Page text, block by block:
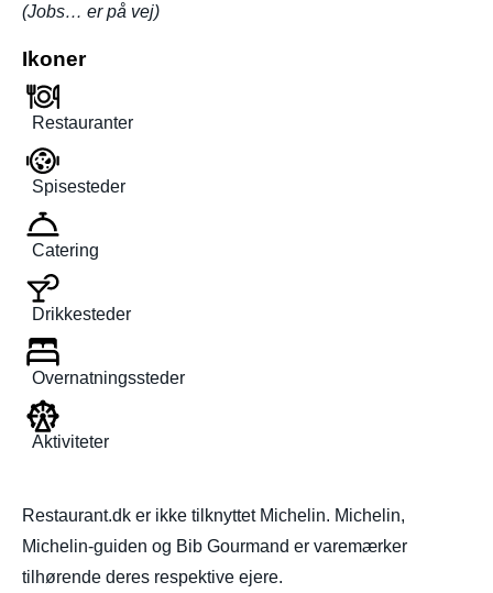
(Jobs… er på vej)
Ikoner
Restauranter
Spisesteder
Catering
Drikkesteder
Overnatningssteder
Aktiviteter
Restaurant.dk er ikke tilknyttet Michelin. Michelin,
Michelin-guiden og Bib Gourmand er varemærker
tilhørende deres respektive ejere.